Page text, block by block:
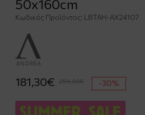
50x160cm
Κωδικός Προϊόντος: LBTAH-AX24107
181,30€ 259,00€ -30%